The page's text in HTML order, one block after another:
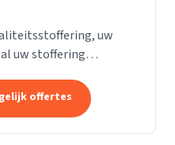
uw
uw stoffering
van vloeren en alle
offertes